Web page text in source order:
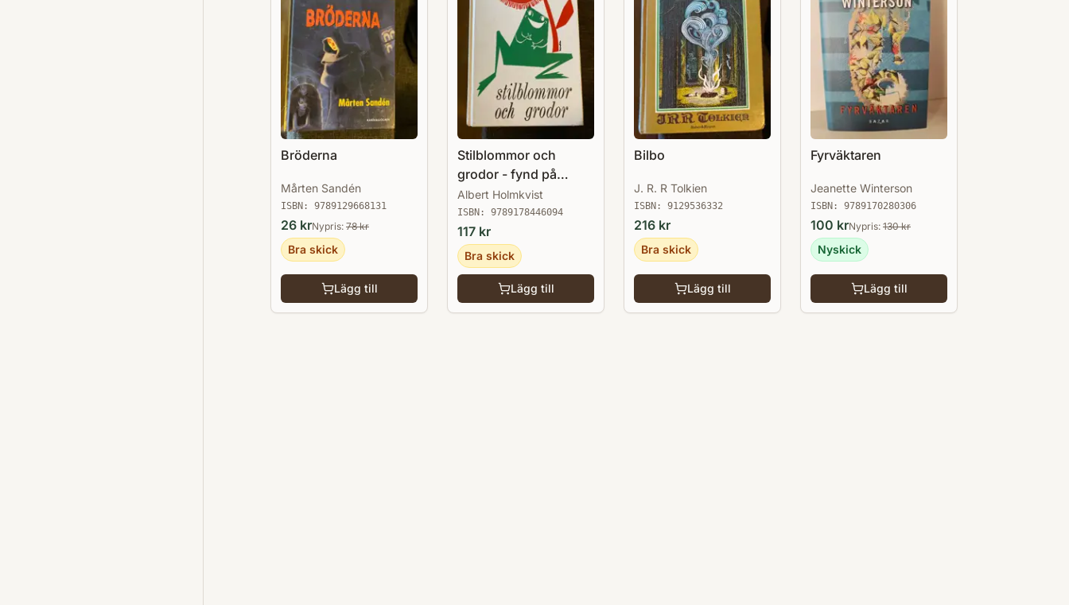
Bröderna
Mårten Sandén
ISBN: 9789129668131
26 krNypris: 78kr
Bra skick
Lägg till
Stilblommor och
grodor - fynd på
språkets gröna ängar
Albert Holmkvist
ISBN: 9789178446094
117 kr
Bra skick
Lägg till
Bilbo
J. R. R Tolkien
ISBN: 9129536332
216 kr
Bra skick
Lägg till
Fyrväktaren
Jeanette Winterson
ISBN: 9789170280306
100 krNypris: 130kr
Nyskick
Lägg till